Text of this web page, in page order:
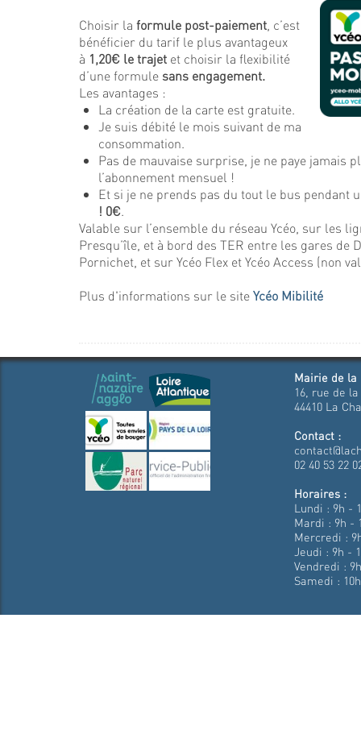
Choisir la formule post-paiement , c’est
bénéficier du tarif le plus avantageux
à 1,20€ le trajet et choisir la flexibilité
d’une formule sans engagement.
Les avantages :
La création de la carte est gratuite.
Je suis débité le mois suivant de ma
consommation.
Pas de mauvaise surprise, je ne paye jamais
l’abonnement mensuel !
Et si je ne prends pas du tout le bus pendant
! 0€.
Valable sur l’ensemble du réseau Ycéo, sur les
Presqu’île, et à bord des TER entre les gares de
Pornichet, et sur Ycéo Flex et Ycéo Access (non
Plus d'informations sur le siteYcéo Mibilité
Mairie de la
16, rue de
44410 La
Contact :
02 40 53 22
Horaires :
Lundi : 9h -
Mardi : 9h -
Mercredi :
Jeudi : 9h -
Vendredi :
Samedi :